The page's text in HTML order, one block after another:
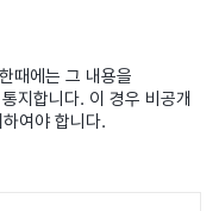
때에는 그 내용을
통지합니다. 이 경우 비공개
여야 합니다.